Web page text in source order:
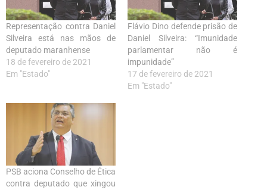
Representação contra Daniel
Silveira está nas mãos de
deputado maranhense
18 de fevereiro de 2021
Em "Estado"
Flávio Dino defende prisão de
Daniel Silveira: “Imunidade
parlamentar não é
impunidade”
17 de fevereiro de 2021
Em "Estado"
PSB aciona Conselho de Ética
contra deputado que xingou